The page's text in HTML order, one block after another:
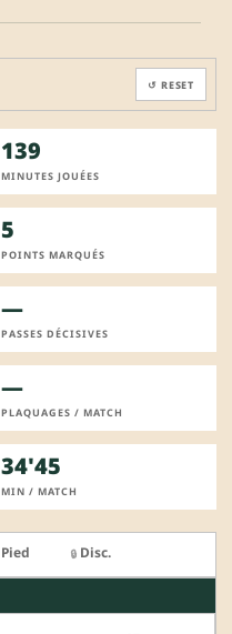
↺ RESET
139
MINUTES JOUÉES
5
POINTS MARQUÉS
—
PASSES DÉCISIVES
—
PLAQUAGES / MATCH
34'45
MIN / MATCH
Pied 🔒 Disc.